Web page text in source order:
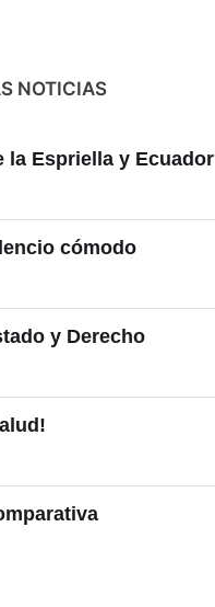
NOTICIAS
la Espriella y Ecuador
cómodo
y Derecho